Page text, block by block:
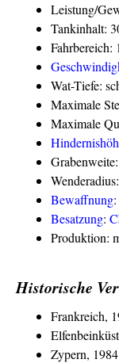
Leistung/
Tankinhalt:
Fahrbereich:
Wat-Tiefe:
Maximale
Maximale
Bewaffnung
Besatzung:
Produktion:
Historische
Frankreich,
Zypern, 1984